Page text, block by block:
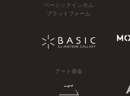
ベーシックインカム
プラットフォーム
アート基金